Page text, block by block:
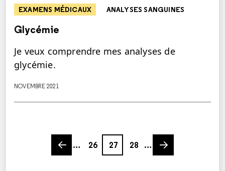
EXAMENS MÉDICAUX ANALYSES SANGUINES
Glycémie
Je veux comprendre mes analyses de
glycémie.
NOVEMBRE 2021
Previous page
…
26
Page
27
28
…
Next page